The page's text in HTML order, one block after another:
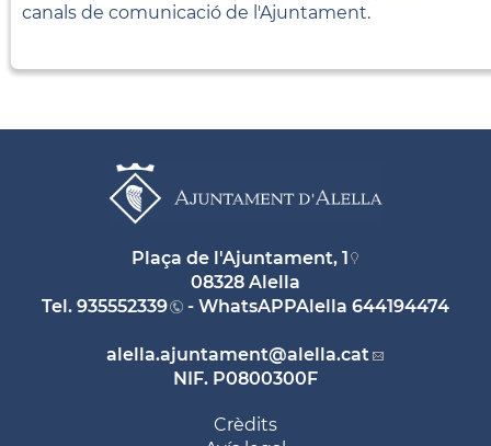
canals de comunicació de l'Ajuntament.
Plaça de l'Ajuntament, 1
08328 Alella
Tel. 935552339 - WhatsAPPAlella 644194474
alella.ajuntament@alella.cat
NIF. P0800300F
Crèdits